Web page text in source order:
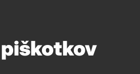
IN
Social